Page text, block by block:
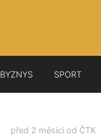
BYZNYS SPORT
před 2 měsíci od ČTK